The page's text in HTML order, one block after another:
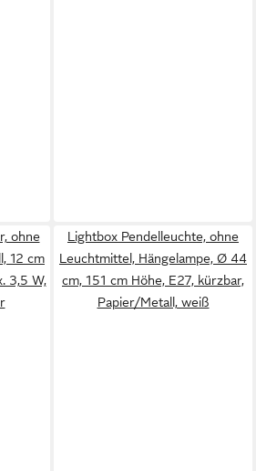
ohne
12 cm
3,5 W,
Lightbox Pendelleuchte, ohne
Leuchtmittel, Hängelampe, Ø 44
cm, 151 cm Höhe, E27, kürzbar,
Papier/Metall, weiß